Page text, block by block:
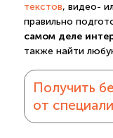
текстов, видео-
правильно
самом деле
также найти
Получить
от